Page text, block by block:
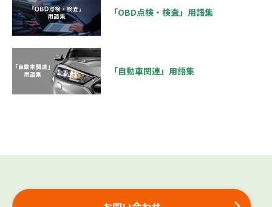
「OBD点検・検査」用語集
「自動車関連」用語集